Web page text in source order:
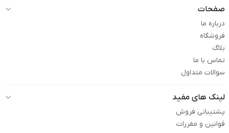
صفحات
درباره ما
فروشگاه
بلاگ
تماس با ما
سوالات متداول
لینک های مفید
پشتیبانی فروش
قوانین و مقررات